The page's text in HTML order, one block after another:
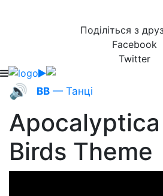
Поділіться з
Facebook
Twitter
🔊 ВВ — Танці
Birds Theme